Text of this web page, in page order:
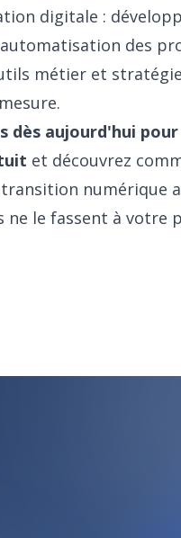
digitale :
des
métier et stratégie
dès aujourd'hui pour
et découvrez
numérique
ne le fassent à votre